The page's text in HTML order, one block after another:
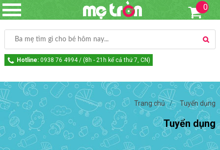
0
Hotline:0938 76 4994 / (8h - 21h kể cả thứ 7, CN)
Trang chủ Tuyển dụng
Tuyển dụng